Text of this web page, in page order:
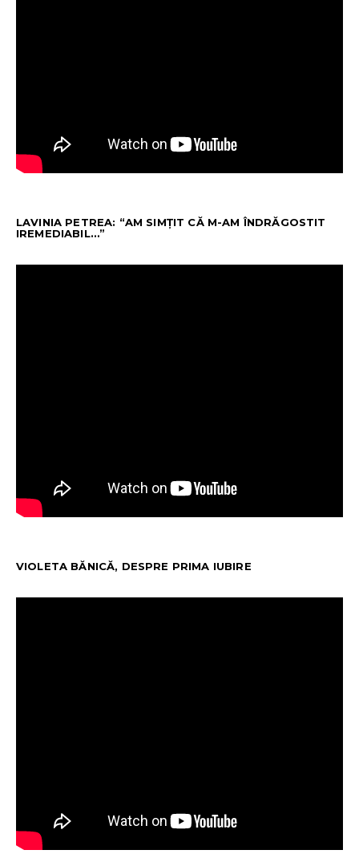
LAVINIA PETREA: “AM SIMȚIT CĂ M-AM ÎNDRĂGOSTIT
IREMEDIABIL…”
VIOLETA BĂNICĂ, DESPRE PRIMA IUBIRE